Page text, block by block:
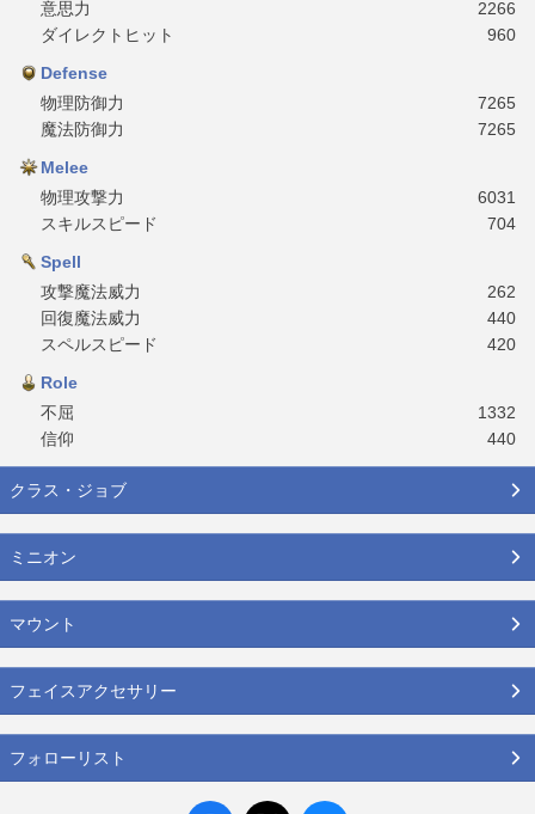
意思力
2266
ダイレクトヒット
960
Defense
物理防御力
7265
魔法防御力
7265
Melee
物理攻撃力
6031
スキルスピード
704
Spell
攻撃魔法威力
262
回復魔法威力
440
スペルスピード
420
Role
不屈
1332
信仰
440
クラス・ジョブ
ミニオン
マウント
フェイスアクセサリー
フォローリスト